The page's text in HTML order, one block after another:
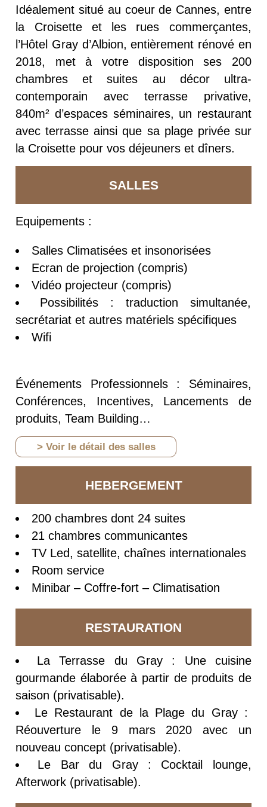
Idéalement situé au coeur de Cannes, entre
la Croisette et les rues commerçantes,
l’Hôtel Gray d’Albion, entièrement rénové en
2018, met à votre disposition ses 200
chambres et suites au décor ultra-
contemporain avec terrasse privative,
840m² d’espaces séminaires, un restaurant
avec terrasse ainsi que sa plage privée sur
la Croisette pour vos déjeuners et dîners.
SALLES
Equipements :
Salles Climatisées et insonorisées
Ecran de projection (compris)
Vidéo projecteur (compris)
Possibilités : traduction simultanée,
secrétariat et autres matériels spécifiques
Wifi
Événements Professionnels : Séminaires,
Conférences, Incentives, Lancements de
produits, Team Building…
> Voir le détail des salles
HEBERGEMENT
200 chambres dont 24 suites
21 chambres communicantes
TV Led, satellite, chaînes internationales
Room service
Minibar – Coffre-fort – Climatisation
RESTAURATION
La Terrasse du Gray : Une cuisine
gourmande élaborée à partir de produits de
saison (privatisable).
Le Restaurant de la Plage du Gray :
Réouverture le 9 mars 2020 avec un
nouveau concept (privatisable).
Le Bar du Gray : Cocktail lounge,
Afterwork (privatisable).